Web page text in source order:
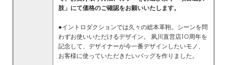
肢」にて価格のご確認をお願いいたします。
●イントロダクションでは久々の総本革鞄。シーンを問
わずお使いいただけるデザイン。 夙川直営店10周年を
記念して、デザイナーが今一番デザインしたいモノ、
お客様に使っていただきたいバッグを作りました。